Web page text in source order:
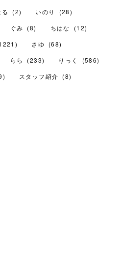
る (2) いのり (28)
ぐみ (8) ちはな (12)
) さゆ (68)
らら (233) りっく (586)
) スタッフ紹介 (8)